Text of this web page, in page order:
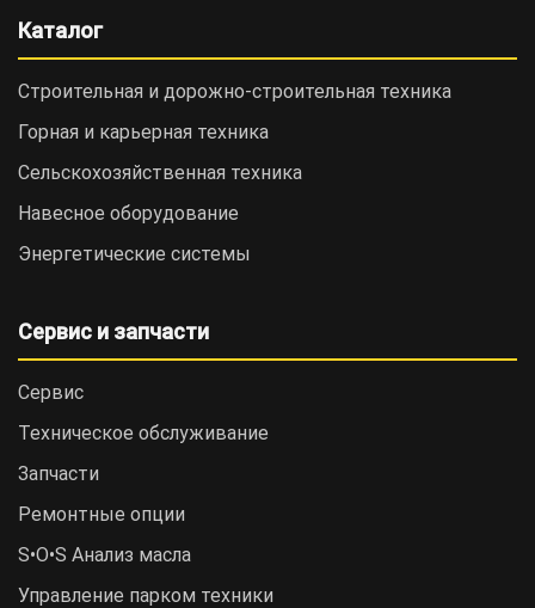
Каталог
Строительная и дорожно-cтроительная техника
Горная и карьерная техника
Сельскохозяйственная техника
Навесное оборудование
Энергетические системы
Сервис и запчасти
Сервис
Техническое обслуживание
Запчасти
Ремонтные опции
S•O•S Анализ масла
Управление парком техники